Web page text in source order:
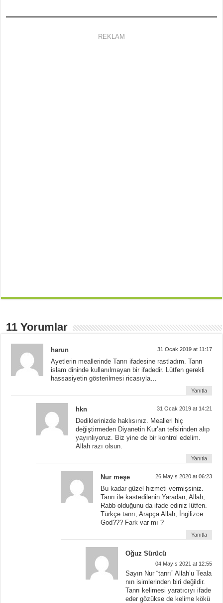
REKLAM
11 Yorumlar
harun 31 Ocak 2019 at 11:17
Ayetlerin meallerinde Tanrı ifadesine rastladım. Tanrı
islam dininde kullanılmayan bir ifadedir. Lütfen gerekli
hassasiyetin gösterilmesi ricasıyla…
Yanıtla
hkn 31 Ocak 2019 at 14:21
Dediklerinizde haklısınız. Mealleri hiç
değiştirmeden Diyanetin Kur’an tefsirinden alıp
yayınlıyoruz. Biz yine de bir kontrol edelim.
Allah razı olsun.
Yanıtla
Nur meşe 26 Mayıs 2020 at 06:23
Bu kadar güzel hizmeti vermişsiniz.
Tanrı ile kastedilenin Yaradan, Allah,
Rabb olduğunu da ifade ediniz lütfen.
Türkçe tanrı, Arapça Allah, İngilizce
God??? Fark var mı ?
Yanıtla
Oğuz Sürücü
04 Mayıs 2021 at 12:55
Sayın Nur “tanrı” Allah’u Teala
nın isimlerinden biri değildir.
Tanrı kelimesi yaratıcıyı ifade
eder gözükse de kelime kökü